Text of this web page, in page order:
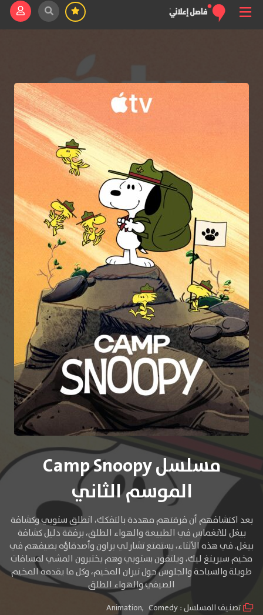
مسلسل Camp Snoopy
الموسم الثاني
بعد اكتشافهم أن فرقتهم مهددة بالتفكك، انطلق سنوبي وكشافة
بيغل للانغماس في الطبيعة والهواء الطلق، برفقة دليل كشافة
بيغل. في هذه الأثناء، يستمتع تشارلي براون وأصدقاؤه بصيفهم في
مخيم سبرينغ ليك، ويلتقون بسنوبي وهم يختبرون المشي لمسافات
طويلة والسباحة والجلوس حول نيران المخيم، وكل ما يقدمه المخيم
الصيفي والهواء الطلق
تصنيف المسلسل : Animation, Comedy